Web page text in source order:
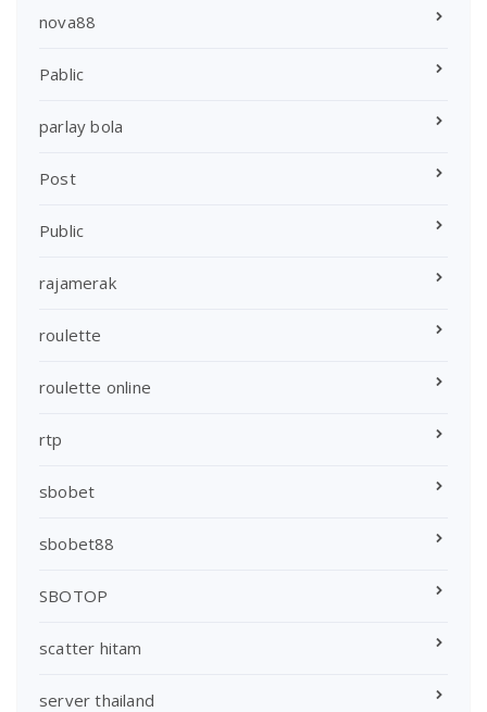
nova88
Pablic
parlay bola
Post
Public
rajamerak
roulette
roulette online
rtp
sbobet
sbobet88
SBOTOP
scatter hitam
server thailand